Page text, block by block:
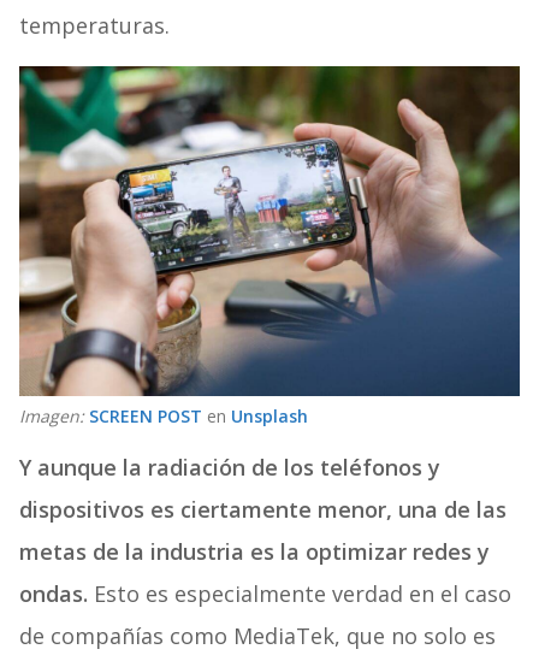
temperaturas.
Imagen: SCREEN POST en Unsplash
Y aunque la radiación de los teléfonos y
dispositivos es ciertamente menor, una de las
metas de la industria es la optimizar redes y
ondas. Esto es especialmente verdad en el caso
de compañías como MediaTek, que no solo es